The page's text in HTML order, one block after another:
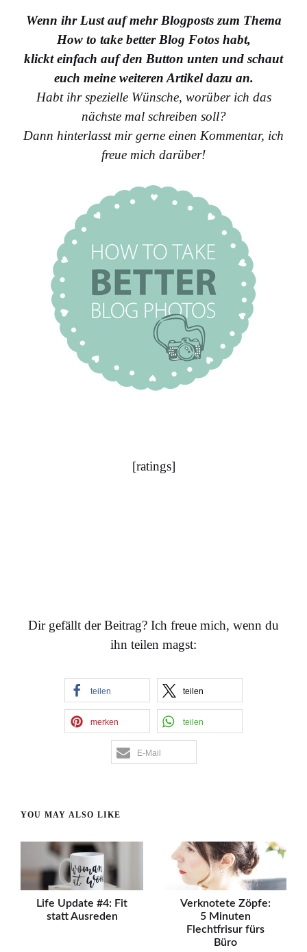
Wenn ihr Lust auf mehr Blogposts zum Thema
How to take better Blog Fotos habt,
klickt einfach auf den Button unten und schaut
euch meine weiteren Artikel dazu an.
Habt ihr spezielle Wünsche, worüber ich das
nächste mal schreiben soll?
Dann hinterlasst mir gerne einen Kommentar, ich
freue mich darüber!
[ratings]
Dir gefällt der Beitrag? Ich freue mich, wenn du
ihn teilen magst:
teilen teilen
merken teilen
E-Mail
YOU MAY ALSO LIKE
Life Update #4: Fit
statt Ausreden
Verknotete Zöpfe:
5 Minuten
Flechtfrisur fürs
Büro